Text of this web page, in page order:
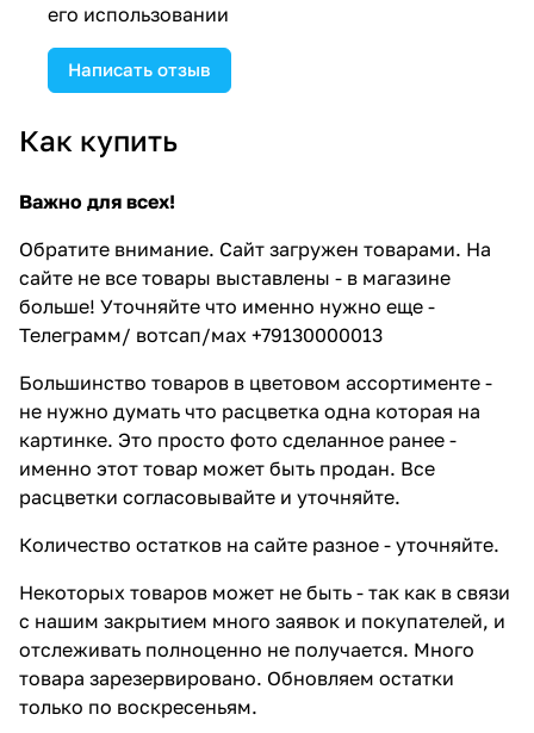
его использовании
Написать отзыв
Как купить
Важно для всех!
Обратите внимание. Сайт загружен товарами. На
сайте не все товары выставлены - в магазине
больше! Уточняйте что именно нужно еще -
Телеграмм/ вотсап/мах +79130000013
Большинство товаров в цветовом ассортименте -
не нужно думать что расцветка одна которая на
картинке. Это просто фото сделанное ранее -
именно этот товар может быть продан. Все
расцветки согласовывайте и уточняйте.
Количество остатков на сайте разное - уточняйте.
Некоторых товаров может не быть - так как в связи
с нашим закрытием много заявок и покупателей, и
отслеживать полноценно не получается. Много
товара зарезервировано. Обновляем остатки
только по воскресеньям.